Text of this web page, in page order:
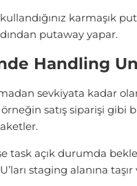
karmaşık
putaway yapar.
Handling
sevkiyata kadar
satış siparişi gibi
açık durumda
staging alanına